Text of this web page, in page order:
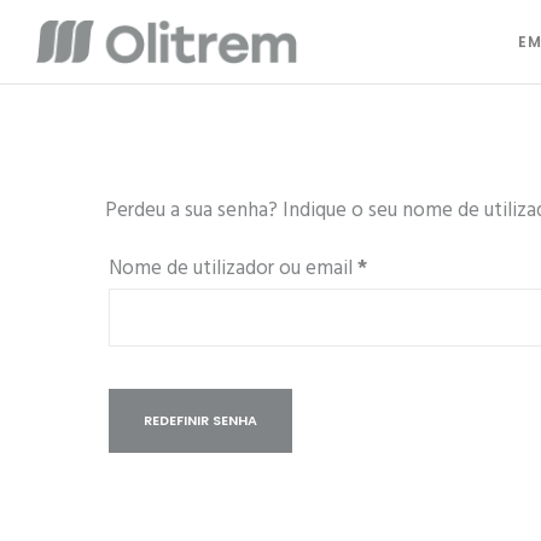
Perdeu a sua senha? Indique o seu nome de
Nome de utilizador ou email*Obrigatório
REDEFINIR SENHA